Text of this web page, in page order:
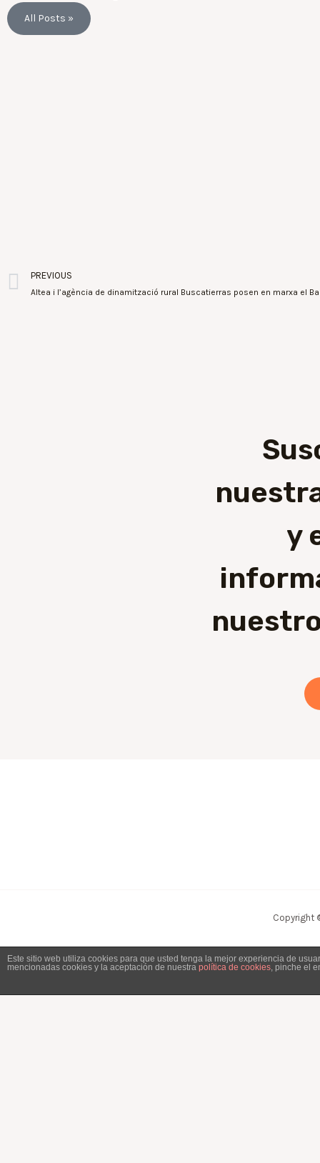
All Posts »
PREVIOUS
y
Copyright
Este sitio web utiliza cookies para que usted tenga la mejor experiencia de
mencionadas cookies y la aceptación de nuestra política de cookies , pinche el